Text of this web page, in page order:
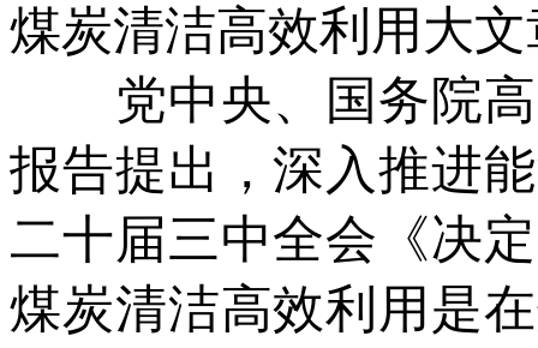
煤炭清洁高效利用大
党中央、国务院高
报告提出，深入推进
二十届三中全会《决
煤炭清洁高效利用是